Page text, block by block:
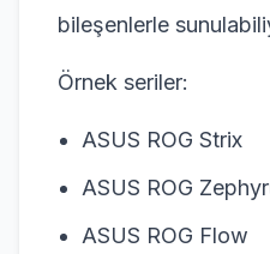
bileşenlerle
Örnek seriler:
ASUS ROG Strix
ASUS ROG
ASUS ROG Flow